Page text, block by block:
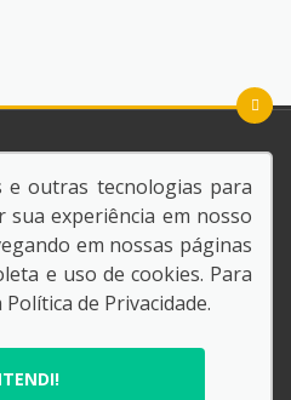
DE VEICULOS
.
e outras tecnologias para
experiência em nosso
em nossas páginas
e uso de cookies. Para
Política de Privacidade.